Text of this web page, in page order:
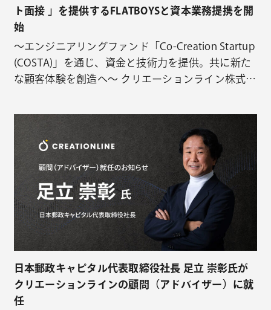
ト面接 」を提供するFLATBOYSと資本業務提携を開
始
〜エンジニアリングファンド「Co-Creation Startup
(COSTA)」を通じ、資金と技術力を提供。共に新た
な顧客体験を創造へ〜 クリエーションライン株式会
プとの共創を通じて未来を創造するプログラム
「Co-Creation Startup (COSTA)」の…
日本郵政キャピタル代表取締役社長 足立 崇彰氏が
クリエーションラインの顧問（アドバイザー）に就
任